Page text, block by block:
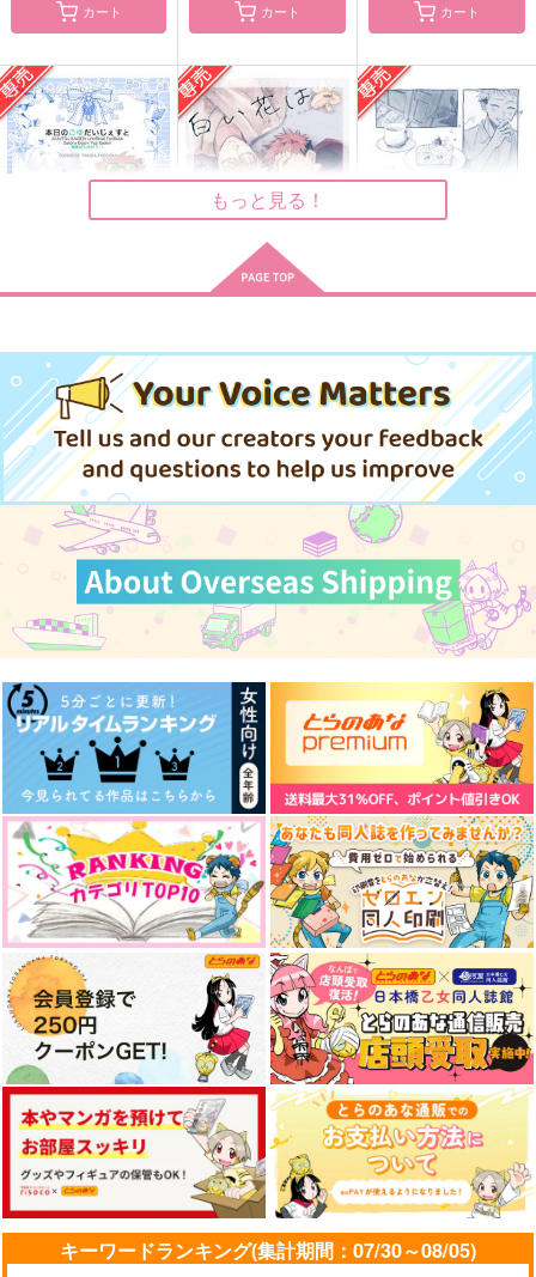
カタオモイ
緑茶派
787円（税込）
五条悟×虎杖悠仁
サンプル
Pew!Pew!Pew!
islet
787円（税込）
五条悟×虎杖悠仁
サンプル
作品詳細
リチュアルホロウ
bibi
1,100円（税込）
五条悟×虎杖悠仁
サンプル
しゃらんら！
青いチューリップ
440円（税込）
サンプル
作品詳細
五悠と子どものハッピ
ーエンド／短編集
um
3,457円（税込）
五条悟×虎杖悠仁
サンプル
作品詳細
五悠と子ども６
um
円（税込）
サンプル
作品詳細
東雲
KK
1,729円（税込）
五条悟×虎杖悠仁
サンプル
双方に重い
LiLi
110円（税込）
五条悟×虎杖悠仁
サンプル
Abracadabra
チョコレートボンバ
ー
1,100円（税込）
五条悟×虎杖悠仁
サンプル
カート カート カート
と
パンダファシズム
専売 220円（税込）
呪術廻戦
五条悟×虎杖悠仁
サンプル
カート
はしゃぎ太郎
専売 1,257円（税込）
五条悟×虎杖悠仁
サンプル
は
爆速ししゃも
専売 677円 （税込）
呪術廻戦
五条悟×虎杖悠仁
サンプル
ビューティフルデイズ
帰路
472円（税込）
呪術廻戦
五条悟×虎杖悠仁
サンプル
カート
彼の人の話
無常讃歌
専売 787円（税込）
呪術廻戦
五条悟×虎杖悠仁
サンプル
カート
好きって言ってよ。下
猿と腰掛
専売 1,572円（税込）
呪術廻戦
五条悟×虎杖悠仁
サンプル
カート
もっと見る！
キーワードランキング(集計期間：07/30～08/05)